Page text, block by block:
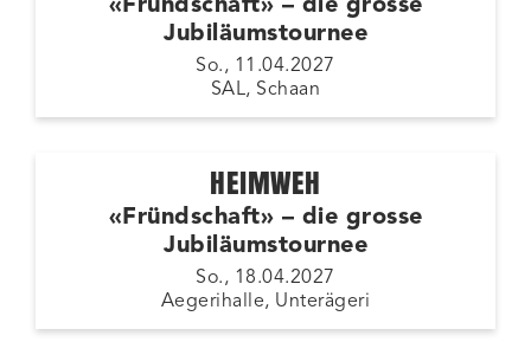
«Fründschaft» – die grosse
Jubiläumstournee
So., 11.04.2027
SAL, Schaan
HEIMWEH
«Fründschaft» – die grosse
Jubiläumstournee
So., 18.04.2027
Aegerihalle, Unterägeri